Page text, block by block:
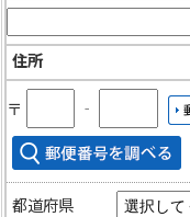
住所
〒 ‐
都道府県